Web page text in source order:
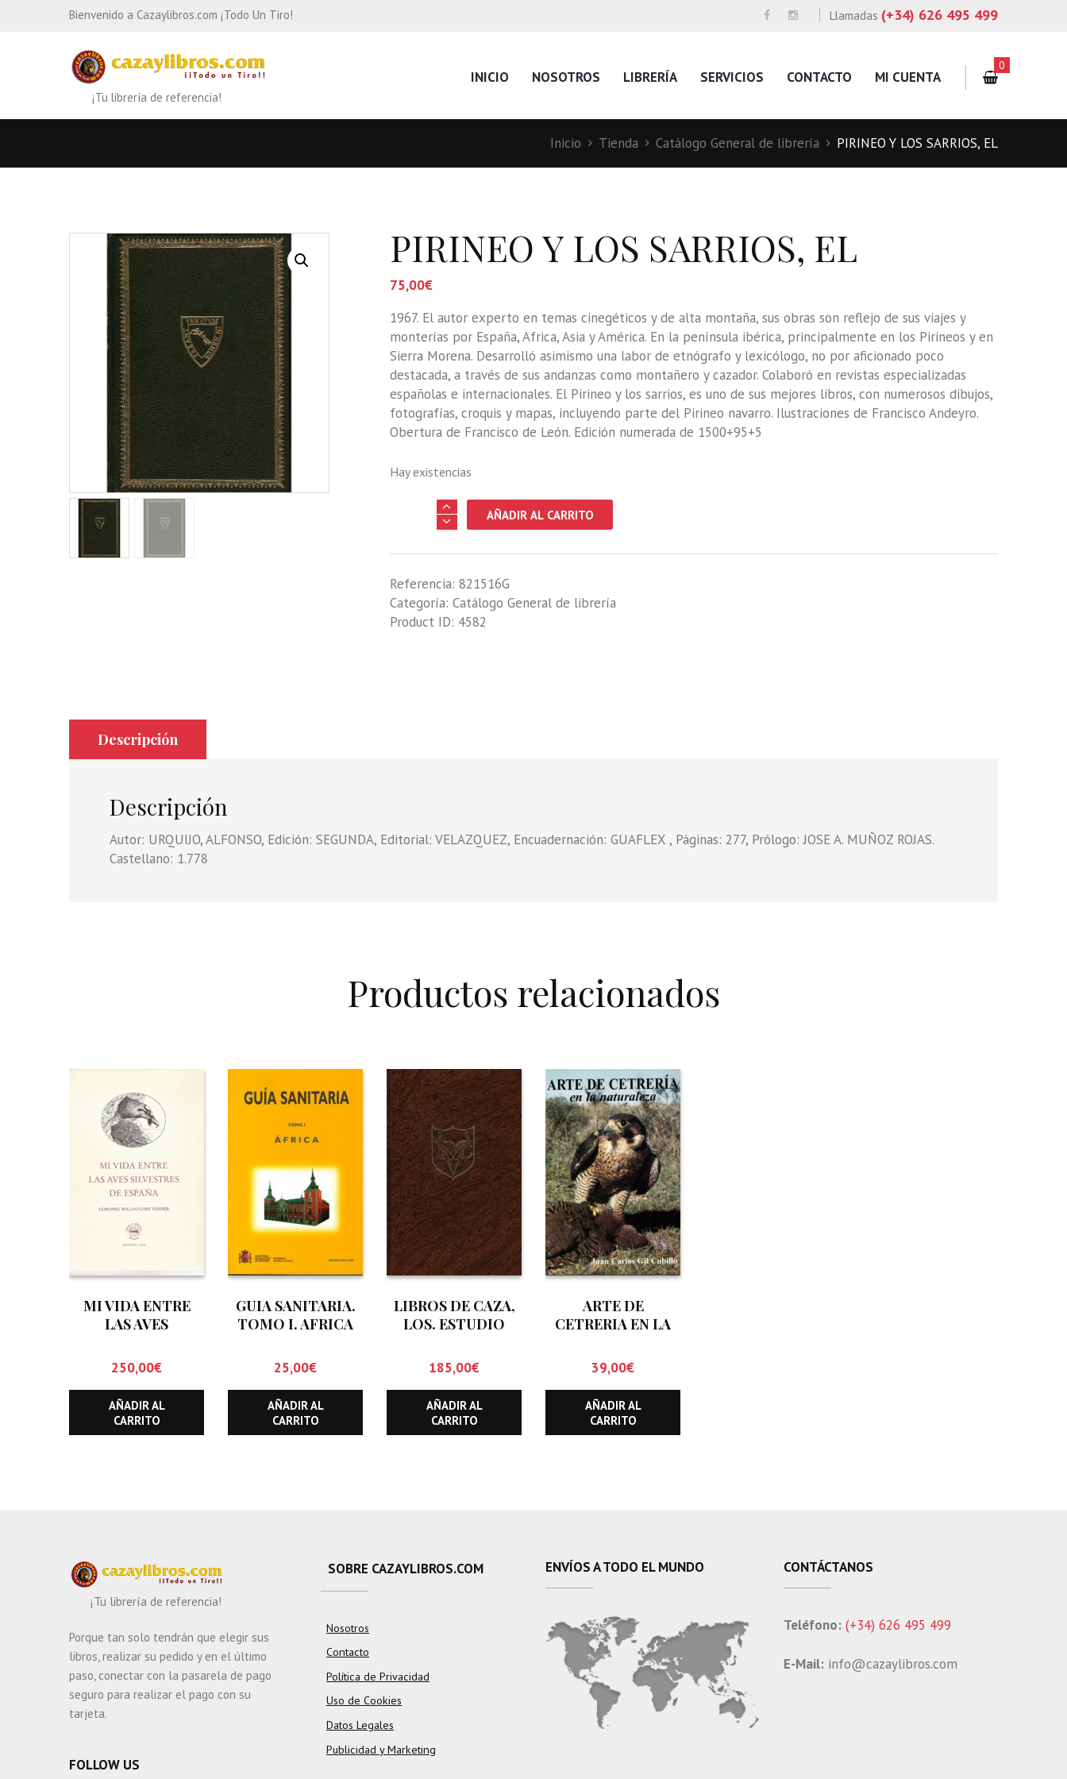
Bienvenido a Cazaylibros.com ¡Todo Un Tiro! Llamadas (+34) 626 495 499
¡Tu librería de referencia!
INICIO NOSOTROS LIBRERÍA SERVICIOS CONTACTO MI CUENTA
0
Inicio Tienda Catálogo General de librería PIRINEO Y LOS SARRIOS, EL
PIRINEO Y LOS SARRIOS, EL
75,00€
1967. El autor experto en temas cinegéticos y de alta montaña, sus obras son reflejo de sus viajes y
monterías por España, Africa, Asia y América. En la península ibérica, principalmente en los Pirineos y en
Sierra Morena. Desarrolló asimismo una labor de etnógrafo y lexicólogo, no por aficionado poco
destacada, a través de sus andanzas como montañero y cazador. Colaboró en revistas especializadas
españolas e internacionales. El Pirineo y los sarrios, es uno de sus mejores libros, con numerosos dibujos,
fotografías, croquis y mapas, incluyendo parte del Pirineo navarro. Ilustraciones de Francisco Andeyro.
Obertura de Francisco de León. Edición numerada de 1500+95+5
Hay existencias
EL
cantidad
AÑADIR AL CARRITO
Referencia: 821516G
Categoría: Catálogo General de librería
Product ID: 4582
Descripción
Descripción
Autor: URQUIJO, ALFONSO, Edición: SEGUNDA, Editorial: VELAZQUEZ, Encuadernación: GUAFLEX , Páginas: 277, Prólogo: JOSE A. MUÑOZ ROJAS.
Castellano: 1.778
Productos relacionados
MI VIDA ENTRE
LAS AVES
ESPAÑA
250,00€
AÑADIR AL
CARRITO
GUIA SANITARIA.
TOMO I. AFRICA
25,00€
AÑADIR AL
CARRITO
LIBROS DE CAZA,
LOS. ESTUDIO
CINEGETICO
(HASTA
DICIEMBRE DE
1.999)
185,00€
AÑADIR AL
CARRITO
ARTE DE
CETRERIA EN LA
39,00€
AÑADIR AL
CARRITO
¡Tu librería de referencia!
Porque tan solo tendrán que elegir sus
libros, realizar su pedido y en el último
paso, conectar con la pasarela de pago
seguro para realizar el pago con su
tarjeta.
FOLLOW US
SOBRE CAZAYLIBROS.COM
Nosotros
Contacto
Política de Privacidad
Uso de Cookies
Datos Legales
Publicidad y Marketing
ENVÍOS A TODO EL MUNDO CONTÁCTANOS
Teléfono: (+34) 626 495 499
E-Mail: info@cazaylibros.com